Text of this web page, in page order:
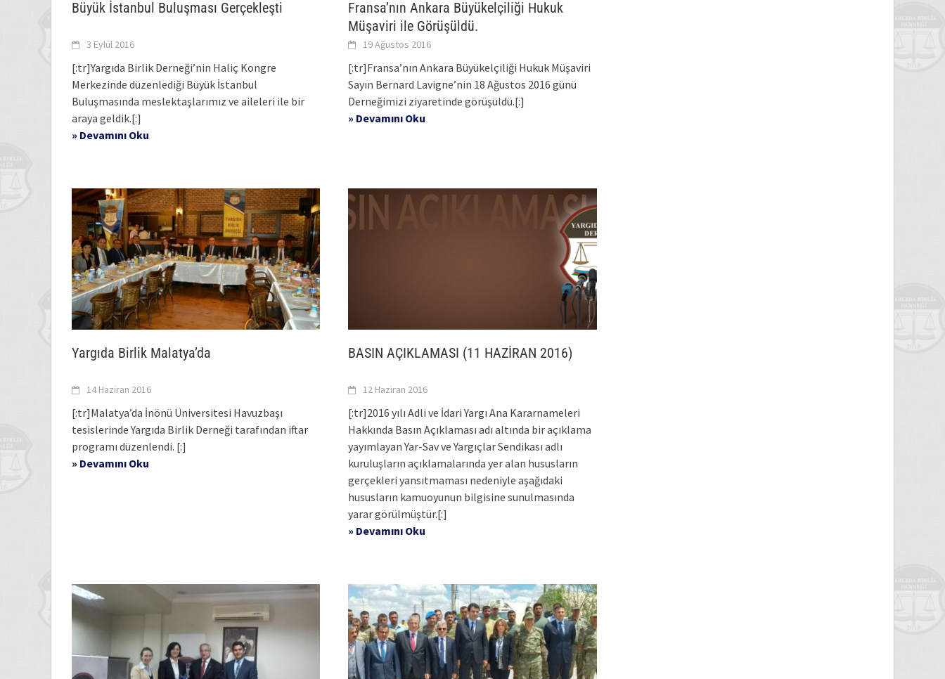
Büyük İstanbul Buluşması Gerçekleşti
3 Eylül 2016
[:tr]Yargıda Birlik Derneği’nin Haliç Kongre
Merkezinde düzenlediği Büyük İstanbul
Buluşmasında meslektaşlarımız ve aileleri ile bir
araya geldik.[:]
» Devamını Oku
Fransa’nın Ankara Büyükelçiliği Hukuk
Müşaviri ile Görüşüldü.
19 Ağustos 2016
[:tr]Fransa’nın Ankara Büyükelçiliği Hukuk Müşaviri
Sayın Bernard Lavigne’nin 18 Ağustos 2016 günü
Derneğimizi ziyaretinde görüşüldü.[:]
» Devamını Oku
Yargıda Birlik Malatya’da
14 Haziran 2016
[:tr]Malatya’da İnönü Üniversitesi Havuzbaşı
tesislerinde Yargıda Birlik Derneği tarafından iftar
programı düzenlendi. [:]
» Devamını Oku
BASIN AÇIKLAMASI (11 HAZİRAN 2016)
12 Haziran 2016
[:tr]2016 yılı Adli ve İdari Yargı Ana Kararnameleri
Hakkında Basın Açıklaması adı altında bir açıklama
yayımlayan Yar-Sav ve Yargıçlar Sendikası adlı
kuruluşların açıklamalarında yer alan hususların
gerçekleri yansıtmaması nedeniyle aşağıdaki
hususların kamuoyunun bilgisine sunulmasında
yarar görülmüştür.[:]
» Devamını Oku